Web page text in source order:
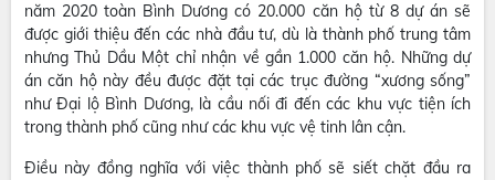
năm 2020 toàn Bình Dương có 20.000 căn hộ từ 8 dự án sẽ
được giới thiệu đến các nhà đầu tư, dù là thành phố trung tâm
nhưng Thủ Dầu Một chỉ nhận về gần 1.000 căn hộ. Những dự
án căn hộ này đều được đặt tại các trục đường “xương sống”
như Đại lộ Bình Dương, là cầu nối đi đến các khu vực tiện ích
trong thành phố cũng như các khu vực vệ tinh lân cận.
Điều này đồng nghĩa với việc thành phố sẽ siết chặt đầu ra